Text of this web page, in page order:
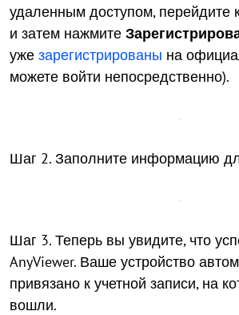
удаленным доступом, перейдите
и затем нажмите
уже зарегистрированы на
можете войти непосредственно).
Шаг 2. Заполните информацию
Шаг 3. Теперь вы увидите, что
AnyViewer. Ваше устройство
привязано к учетной записи, на
вошли.